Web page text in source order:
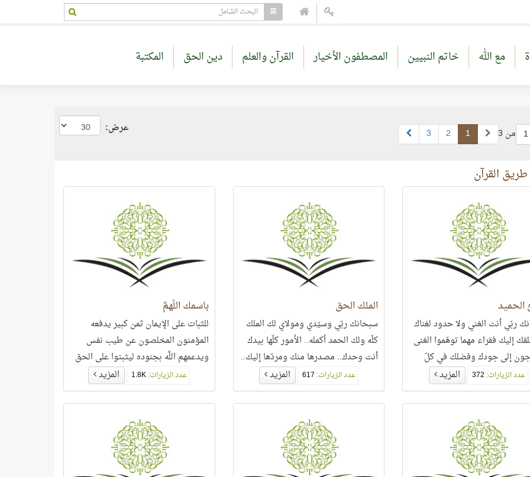
مع الله خاتم النبيين المصطفون الأخيار القرآن والعلم دين الحق المكتبة
1 من 3 1
2
3 عرض:
القرآن
الحميد
ربّي أنت الغني ولا حدود لغناك
إليك فقراء مهما توهّموا الغنى
إلى جودك وفضلك في كلّ
بحر عطائك بلا شطآن..
عدد الزيارات: المزيد
الملك الحق
سبحانك ربّي وسيّدي ومولاي لك الملك
كلّه ولك الحمد أكمله.. الأمور كلّها بيدك
أنت وحدك.. مصدرها منك ومردّها إليك..
عدد الزيارات: المزيد
باسمك اللَّهمَّ
للثبات على الإيمان ثمن كبير يدفعه
المؤمنون المخلصون عن طيب نفس
ويدعمهم اللَّه بجنوده ليثبتوا على الحق
وقد كان باسمك اللَّهمَّ جندًا من جنوده
في بداية الدّعوة النبويّة..
عدد الزيارات: المزيد